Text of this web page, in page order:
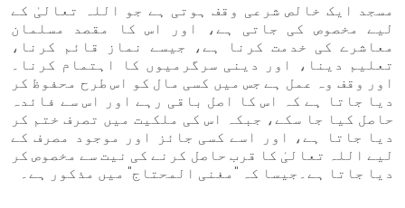
مسجد ایک خالص شرعی وقف ہوتی ہے جو اللہ تعالیٰ کے
لیے مخصوص کی جاتی ہے، اور اس کا مقصد مسلمان
معاشرے کی خدمت کرنا ہے، جیسے نماز قائم کرنا،
تعلیم دینا، اور دینی سرگرمیوں کا اہتمام کرنا۔
اور وقف وہ عمل ہے جس میں کسی مال کو اس طرح محفوظ کر
دیا جاتا ہے کہ اس کا اصل باقی رہے اور اس سے فائدہ
حاصل کیا جا سکے، جبکہ اس کی ملکیت میں تصرف ختم کر
دیا جاتا ہے، اور اسے کسی جائز اور موجود مصرف کے
لیے اللہ تعالیٰ کا قرب حاصل کرنے کی نیت سے مخصوص کر
دیا جاتا ہے۔جیسا کہ "مغنی المحتاج" میں مذکور ہے۔